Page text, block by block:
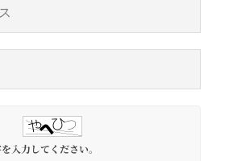
入力してください。